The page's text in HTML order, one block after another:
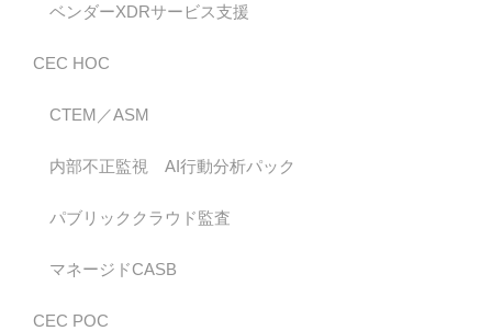
ベンダーXDRサービス支援
CEC HOC
CTEM／ASM
内部不正監視 AI行動分析パック
パブリッククラウド監査
マネージドCASB
CEC POC